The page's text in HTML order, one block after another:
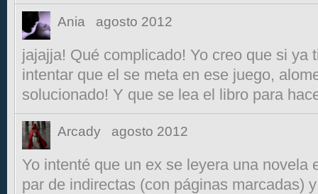
Ania agosto 2012
jajajja! Qué complicado! Yo creo que si ya
intentar que el se meta en ese juego,
solucionado! Y que se lea el libro para
Arcady agosto 2012
Yo intenté que un ex se leyera una novela
par de indirectas (con páginas marcadas)